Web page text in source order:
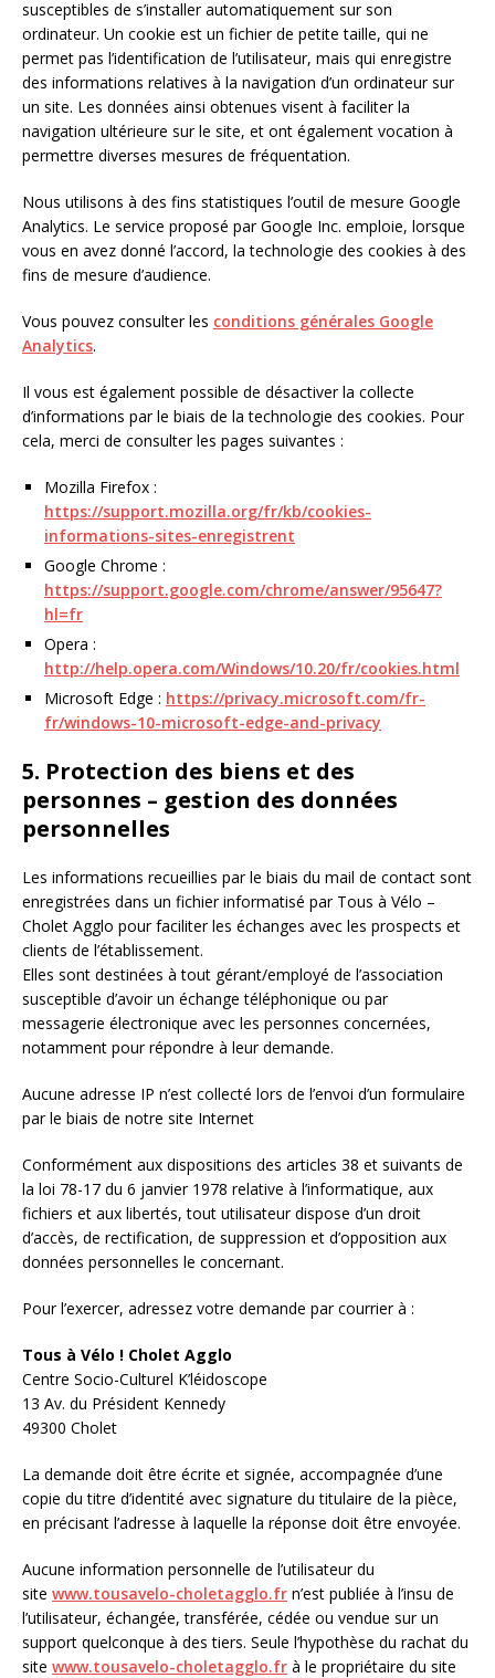
susceptibles de s’installer automatiquement sur son
ordinateur. Un cookie est un fichier de petite taille, qui ne
permet pas l’identification de l’utilisateur, mais qui enregistre
des informations relatives à la navigation d’un ordinateur sur
un site. Les données ainsi obtenues visent à faciliter la
navigation ultérieure sur le site, et ont également vocation à
permettre diverses mesures de fréquentation.
Nous utilisons à des fins statistiques l’outil de mesure Google
Analytics. Le service proposé par Google Inc. emploie, lorsque
vous en avez donné l’accord, la technologie des cookies à des
fins de mesure d’audience.
Vous pouvez consulter les conditions générales Google
Analytics.
Il vous est également possible de désactiver la collecte
d’informations par le biais de la technologie des cookies. Pour
cela, merci de consulter les pages suivantes :
Mozilla Firefox :
https://support.mozilla.org/fr/kb/cookies-
informations-sites-enregistrent
Google Chrome :
https://support.google.com/chrome/answer/95647?
hl=fr
Opera :
http://help.opera.com/Windows/10.20/fr/cookies.html
Microsoft Edge : https://privacy.microsoft.com/fr-
fr/windows-10-microsoft-edge-and-privacy
5. Protection des biens et des
personnes – gestion des données
personnelles
Les informations recueillies par le biais du mail de contact sont
enregistrées dans un fichier informatisé par Tous à Vélo –
Cholet Agglo pour faciliter les échanges avec les prospects et
clients de l’établissement.
Elles sont destinées à tout gérant/employé de l’association
susceptible d’avoir un échange téléphonique ou par
messagerie électronique avec les personnes concernées,
notamment pour répondre à leur demande.
Aucune adresse IP n’est collecté lors de l’envoi d’un formulaire
par le biais de notre site Internet
Conformément aux dispositions des articles 38 et suivants de
la loi 78-17 du 6 janvier 1978 relative à l’informatique, aux
fichiers et aux libertés, tout utilisateur dispose d’un droit
d’accès, de rectification, de suppression et d’opposition aux
données personnelles le concernant.
Pour l’exercer, adressez votre demande par courrier à :
Tous à Vélo ! Cholet Agglo
Centre Socio-Culturel K’léidoscope
13 Av. du Président Kennedy
49300 Cholet
La demande doit être écrite et signée, accompagnée d’une
copie du titre d’identité avec signature du titulaire de la pièce,
en précisant l’adresse à laquelle la réponse doit être envoyée.
Aucune information personnelle de l’utilisateur du
site www.tousavelo-choletagglo.fr n’est publiée à l’insu de
l’utilisateur, échangée, transférée, cédée ou vendue sur un
support quelconque à des tiers. Seule l’hypothèse du rachat du
site www.tousavelo-choletagglo.fr à le propriétaire du site